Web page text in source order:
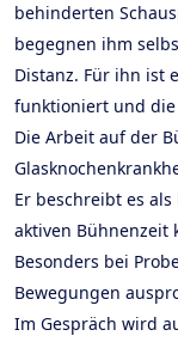
behinderten
begegnen ihm
Distanz. Für ihn ist
funktioniert und
Die Arbeit auf der
Er beschreibt es
aktiven Bühnenzeit
Besonders bei
Bewegungen
Im Gespräch wird